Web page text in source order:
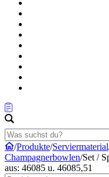
/Produkte/Serviermaterial
Champagnerbowlen/Set /
aus: 46085 u. 46085,51